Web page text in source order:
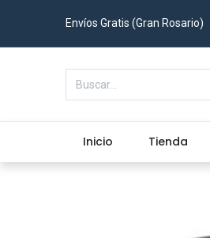
Envíos Gratis (Gran Rosario)
Inicio Tienda